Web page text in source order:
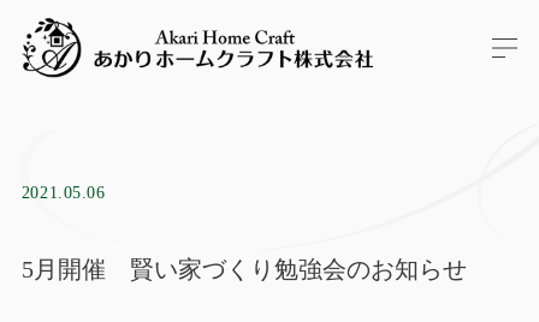
2021.05.06
5月開催 賢い家づくり勉強会のお知らせ